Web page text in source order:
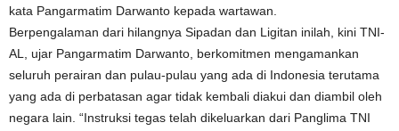
kata Pangarmatim Darwanto kepada wartawan.
Berpengalaman dari hilangnya Sipadan dan Ligitan inilah, kini TNI-
AL, ujar Pangarmatim Darwanto, berkomitmen mengamankan
seluruh perairan dan pulau-pulau yang ada di Indonesia terutama
yang ada di perbatasan agar tidak kembali diakui dan diambil oleh
negara lain. “Instruksi tegas telah dikeluarkan dari Panglima TNI